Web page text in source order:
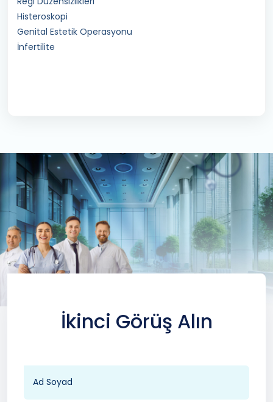
Histeroskopi
Genital Estetik Operasyonu
İnfertilite
İkinci Görüş Alın